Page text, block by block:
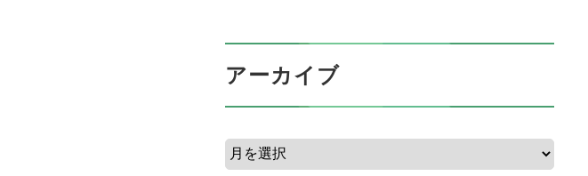
アーカイブ